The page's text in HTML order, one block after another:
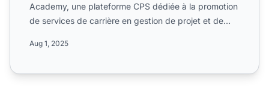
Academy, une plateforme CPS dédiée à la promotion
de services de carrière en gestion de projet et de
Aug 1, 2025